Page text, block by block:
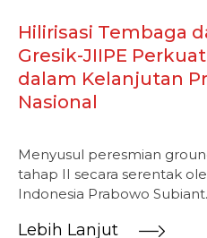
Hilirisasi Tembaga
Gresik-JIIPE
dalam Kelanjutan
Nasional
Menyusul peresmian
tahap II secara serentak
Indonesia Prabowo
Lebih Lanjut